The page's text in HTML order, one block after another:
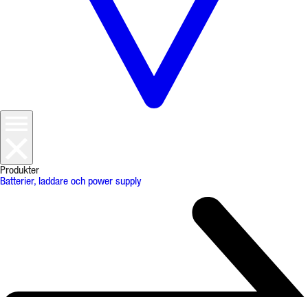
Produkter
Batterier, laddare och power supply